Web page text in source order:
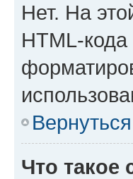
Нет. На
HTML-
Что такое